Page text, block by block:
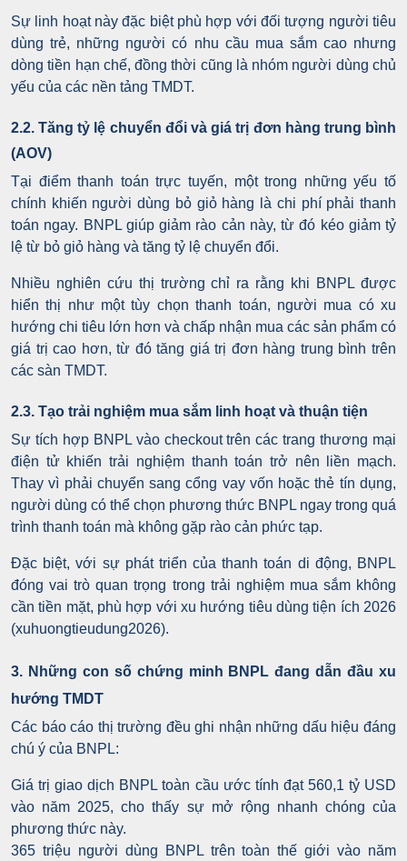
Sự linh hoạt này đặc biệt phù hợp với đối tượng người tiêu
dùng trẻ, những người có nhu cầu mua sắm cao nhưng
dòng tiền hạn chế, đồng thời cũng là nhóm người dùng chủ
yếu của các nền tảng TMDT.
2.2. Tăng tỷ lệ chuyển đổi và giá trị đơn hàng trung bình
(AOV)
Tại điểm thanh toán trực tuyến, một trong những yếu tố
chính khiến người dùng bỏ giỏ hàng là chi phí phải thanh
toán ngay. BNPL giúp giảm rào cản này, từ đó kéo giảm tỷ
lệ từ bỏ giỏ hàng và tăng tỷ lệ chuyển đổi.
Nhiều nghiên cứu thị trường chỉ ra rằng khi BNPL được
hiển thị như một tùy chọn thanh toán, người mua có xu
hướng chi tiêu lớn hơn và chấp nhận mua các sản phẩm có
giá trị cao hơn, từ đó tăng giá trị đơn hàng trung bình trên
các sàn TMDT.
2.3. Tạo trải nghiệm mua sắm linh hoạt và thuận tiện
Sự tích hợp BNPL vào checkout trên các trang thương mại
điện tử khiến trải nghiệm thanh toán trở nên liền mạch.
Thay vì phải chuyển sang cổng vay vốn hoặc thẻ tín dụng,
người dùng có thể chọn phương thức BNPL ngay trong quá
trình thanh toán mà không gặp rào cản phức tạp.
Đặc biệt, với sự phát triển của thanh toán di động, BNPL
đóng vai trò quan trọng trong trải nghiệm mua sắm không
cần tiền mặt, phù hợp với xu hướng tiêu dùng tiện ích 2026
(xuhuongtieudung2026).
3. Những con số chứng minh BNPL đang dẫn đầu xu
hướng TMDT
Các báo cáo thị trường đều ghi nhận những dấu hiệu đáng
chú ý của BNPL:
Giá trị giao dịch BNPL toàn cầu ước tính đạt 560,1 tỷ USD
vào năm 2025, cho thấy sự mở rộng nhanh chóng của
phương thức này.
365 triệu người dùng BNPL trên toàn thế giới vào năm